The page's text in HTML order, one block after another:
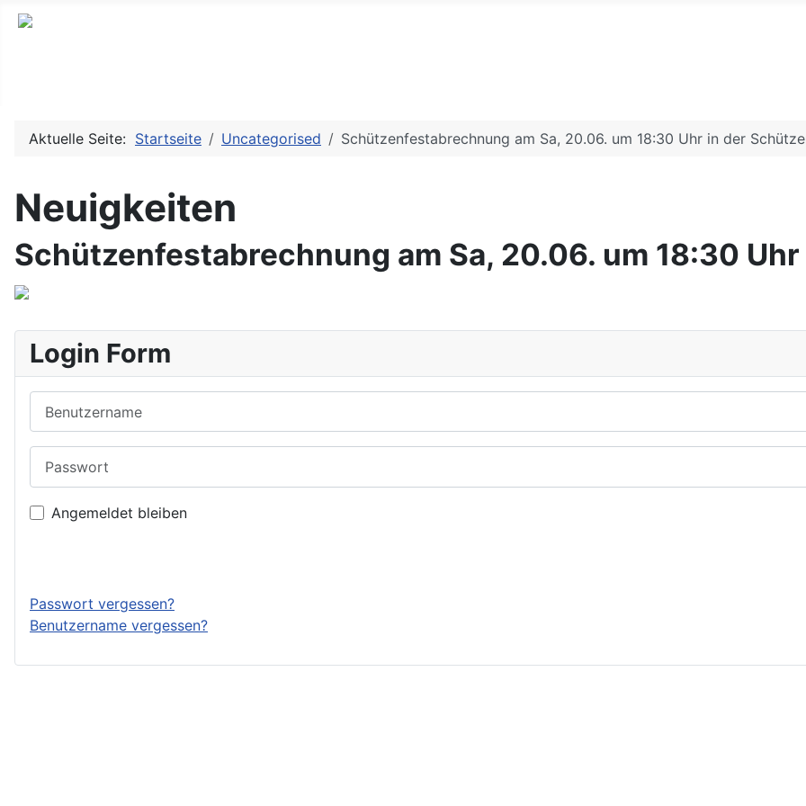
Aktuelle Seite: Startseite Uncategorised Schützenfestabrechnung am Sa, 20.06. um 18:30 Uhr in der
Neuigkeiten
Schützenfestabrechnung am Sa, 20.06. um 18:30
Login Form
Angemeldet bleiben
Passwort vergessen?
Benutzername vergessen?